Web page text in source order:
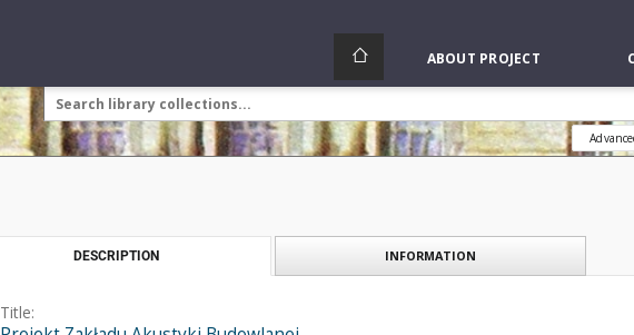
ABOUT PROJECT
DESCRIPTION INFORMATION
Title: